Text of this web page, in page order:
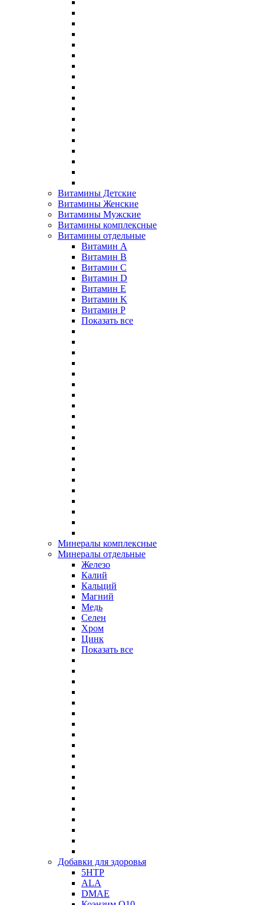
Витамины Детские
Витамины Женские
Витамины Мужские
Витамины комплексные
Витамины отдельные
Витамин A
Витамин B
Витамин C
Витамин D
Витамин E
Витамин K
Витамин P
Показать все
Минералы комплексные
Минералы отдельные
Железо
Калий
Кальций
Магний
Медь
Селен
Хром
Цинк
Показать все
Добавки для здоровья
5HTP
ALA
DMAE